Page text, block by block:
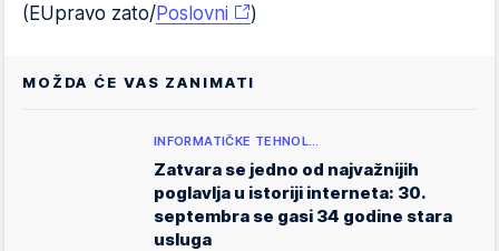
(EUpravo zato/Poslovni )
MOŽDA ĆE VAS ZANIMATI
INFORMATIČKE TEHNOL…
Zatvara se jedno od najvažnijih
poglavlja u istoriji interneta: 30.
septembra se gasi 34 godine stara
usluga